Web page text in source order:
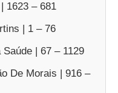
1623 – 681
| 1 – 76
| 67 – 1129
De Morais | 916 –